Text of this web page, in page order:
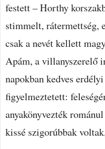
festett – Horthy
stimmelt, rátermettség,
csak a nevét kellett
Apám, a villanyszerelő
napokban kedves
figyelmeztetett:
anyakönyvezték
kissé szigorúbbak